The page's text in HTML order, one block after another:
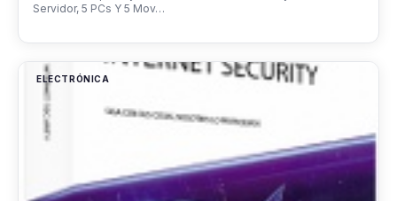
Servidor, 5 PCs Y 5 Mov…
ELECTRÓNICA